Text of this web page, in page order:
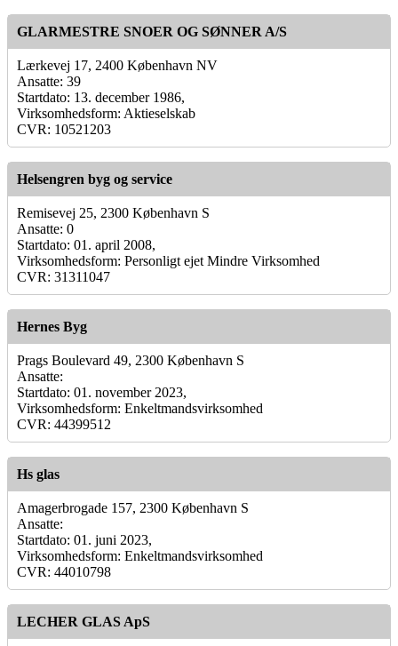
GLARMESTRE SNOER OG SØNNER A/S
Lærkevej 17, 2400 København NV
Ansatte: 39
Startdato: 13. december 1986,
Virksomhedsform: Aktieselskab
CVR: 10521203
Helsengren byg og service
Remisevej 25, 2300 København S
Ansatte: 0
Startdato: 01. april 2008,
Virksomhedsform: Personligt ejet Mindre Virksomhed
CVR: 31311047
Hernes Byg
Prags Boulevard 49, 2300 København S
Ansatte:
Startdato: 01. november 2023,
Virksomhedsform: Enkeltmandsvirksomhed
CVR: 44399512
Hs glas
Amagerbrogade 157, 2300 København S
Ansatte:
Startdato: 01. juni 2023,
Virksomhedsform: Enkeltmandsvirksomhed
CVR: 44010798
LECHER GLAS ApS